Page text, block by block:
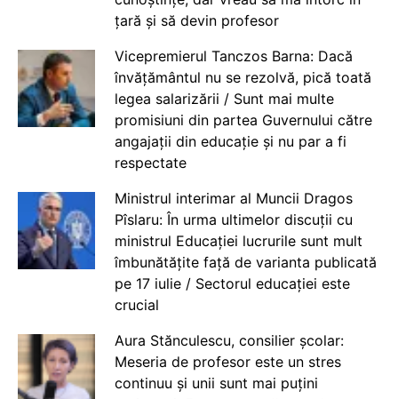
țară și să devin profesor
Vicepremierul Tanczos Barna: Dacă
învățământul nu se rezolvă, pică toată
legea salarizării / Sunt mai multe
promisiuni din partea Guvernului către
angajații din educație și nu par a fi
respectate
Ministrul interimar al Muncii Dragos
Pîslaru: În urma ultimelor discuții cu
ministrul Educației lucrurile sunt mult
îmbunătățite față de varianta publicată
pe 17 iulie / Sectorul educației este
crucial
Aura Stănculescu, consilier școlar:
Meseria de profesor este un stres
continuu și unii sunt mai puțini